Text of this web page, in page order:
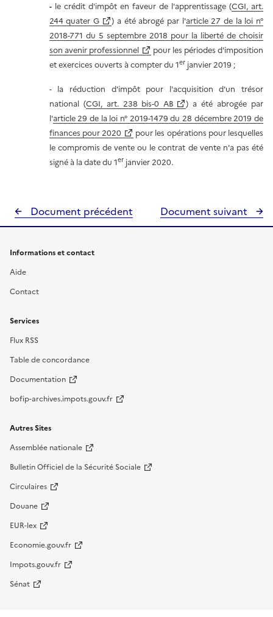
- le crédit d'impôt en faveur de l'apprentissage (CGI, art.
244 quater G
) a été abrogé par l'article 27 de la loi n°
2018-771 du 5 septembre 2018 pour la liberté de choisir
son avenir professionnel
pour les périodes d'imposition
et exercices ouverts à compter du 1erjanvier 2019 ;
- la réduction d'impôt pour l'acquisition d'un trésor
national (CGI, art. 238 bis-0 AB
) a été abrogée par
l'article 29 de la loi n° 2019-1479 du 28 décembre 2019 de
finances pour 2020
pour les opérations pour lesquelles
le compromis de vente ou le contrat de vente n'a pas été
signé à la date du 1erjanvier 2020.
Document précédent Document suivant
Informations et contact
Aide
Contact
Services
Flux RSS
Table de concordance
Documentation
bofip-archives.impots.gouv.fr
Autres Sites
Assemblée nationale
Bulletin Officiel de la Sécurité Sociale
Circulaires
Douane
EUR-lex
Economie.gouv.fr
Impots.gouv.fr
Sénat